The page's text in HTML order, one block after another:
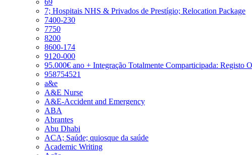
7; Hospitais NHS & Privados de Prestígio; Relocation Package
7400-230
7750
8200
8600-174
9120-000
95.000€ ano + Integração Totalmente Comparticipada: Registo
958754521
a&e
A&E Nurse
A&E-Accident and Emergency
ABA
Abrantes
Abu Dhabi
ACA; Saúde; quiosque da saúde
Academic Writing